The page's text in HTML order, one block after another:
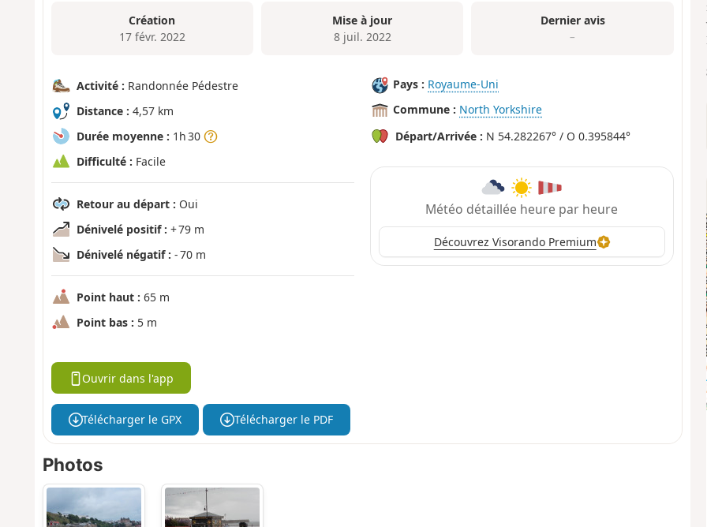
Création
17 févr. 2022
Mise à jour
8 juil. 2022
Dernier avis
–
Activité : Randonnée Pédestre
Distance : 4,57 km
Durée moyenne : 1h 30
Difficulté : Facile
Retour au départ : Oui
Dénivelé positif : + 79 m
Dénivelé négatif : - 70 m
Point haut : 65 m
Point bas : 5 m
Pays : Royaume-Uni
Commune : North Yorkshire
Départ/Arrivée : N 54.282267° / O 0.395844°
Météo détaillée heure par heure
Découvrez Visorando Premium
Ouvrir dans l'app
Télécharger le GPX Télécharger le PDF
Photos